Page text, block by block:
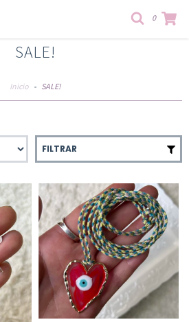
0
SALE!
Inicio - SALE!
FILTRAR